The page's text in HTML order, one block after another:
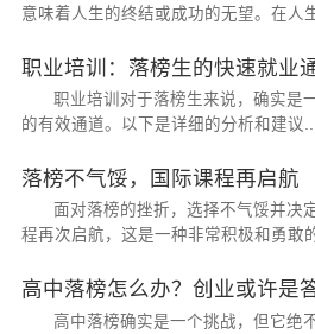
意味着人生的终结或成功的无望。在人
功至关重要。...
职业培训：落榜生的快速就业
职业培训对于落榜生来说，确实是
的有效通道。以下是详细的分析和建议
落榜不气馁，国际课程再启航
面对落榜的挫折，选择不气馁并决
程再次启航，这是一种非常积极和勇敢
高中落榜怎么办？创业或许是
高中落榜确实是一个挑战，但它绝